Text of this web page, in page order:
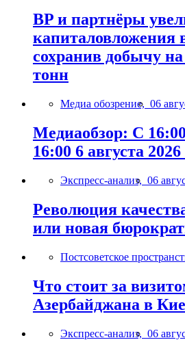
BP и партнёры
капиталовложения
сохранив добычу
тонн
Медиа обозрение, 06
Медиаобзор: С 16:00
16:00 6 августа 2026
Экспресс-анализ, 06
Революция
или новая
Постсоветское
Что стоит за
Азербайджана в
Экспресс-анализ, 06